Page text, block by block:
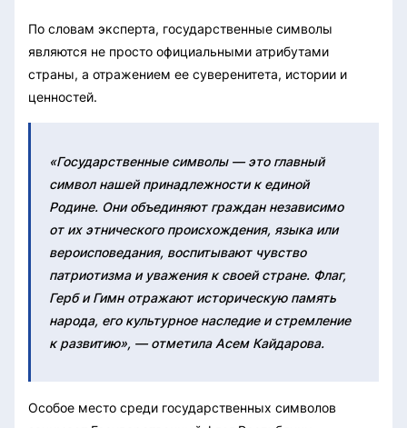
По словам эксперта, государственные символы
являются не просто официальными атрибутами
страны, а отражением ее суверенитета, истории и
ценностей.
«Государственные символы — это главный
символ нашей принадлежности к единой
Родине. Они объединяют граждан независимо
от их этнического происхождения, языка или
вероисповедания, воспитывают чувство
патриотизма и уважения к своей стране. Флаг,
Герб и Гимн отражают историческую память
народа, его культурное наследие и стремление
к развитию», — отметила Асем Кайдарова.
Особое место среди государственных символов